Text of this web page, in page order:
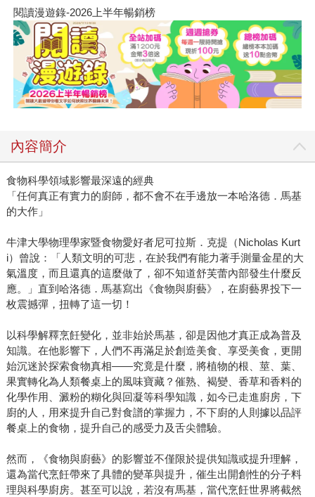
閱讀漫遊錄-2026上半年暢銷榜
內容簡介
食物科學領域影響最深遠的經典
「任何真正有實力的廚師，都不會不在手邊放一本哈洛德．馬基
的大作」
牛津大學物理學家暨食物愛好者尼可拉斯．克提（Nicholas Kurt
i）曾說：「人類文明的可悲，在於我們有能力著手測量金星的大
氣溫度，而且還真的這麼做了，卻不知道舒芙蕾內部發生什麼反
應。」直到哈洛德．馬基寫出《食物與廚藝》，在廚藝界投下一
枚震撼彈，扭轉了這一切！
以科學解釋烹飪變化，並非始於馬基，卻是因他才真正成為普及
知識。在他影響下，人們不再滿足於創造美食、享受美食，更開
始沉迷於探索食物真相——究竟是什麼，將植物的根、莖、葉、
果實轉化為人類餐桌上的風味寶藏？催熟、褐變、香草和香料的
化學作用、澱粉的糊化與回凝等科學知識，如今已走進廚房，下
廚的人，用來提升自己對食譜的掌握力，不下廚的人則據以品評
餐桌上的食物，提升自己的感受力及舌尖體驗。
然而，《食物與廚藝》的影響並不僅限於提供知識或提升理解，
還為當代烹飪帶來了具體的變革與提升，催生出開創性的分子料
理與科學廚房。甚至可以說，若沒有馬基，當代烹飪世界將截然